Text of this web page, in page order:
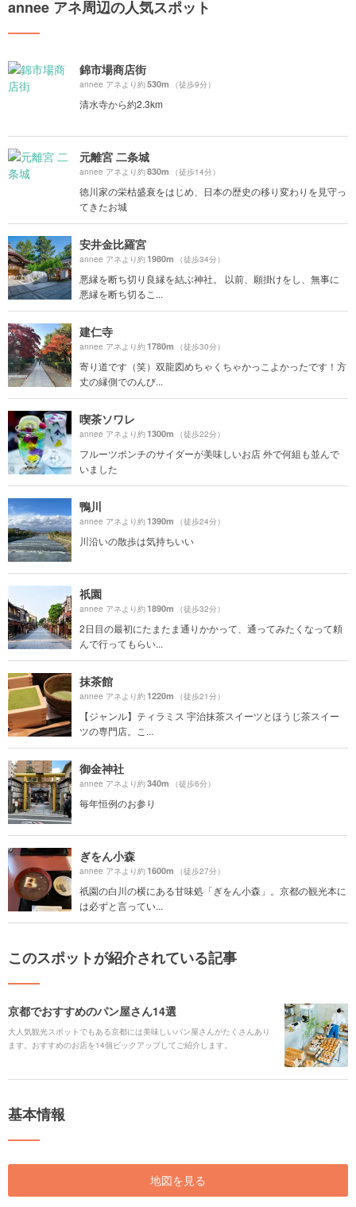
annee アネ周辺の人気スポット
錦市場商店街
annee アネより約530m （徒歩9分）
清水寺から約2.3km
元離宮 二条城
annee アネより約830m （徒歩14分）
徳川家の栄枯盛衰をはじめ、日本の歴史の移り変わりを見守っ
てきたお城
安井金比羅宮
annee アネより約1980m （徒歩34分）
悪縁を断ち切り良縁を結ぶ神社。 以前、願掛けをし、無事に
悪縁を断ち切るこ...
建仁寺
annee アネより約1780m （徒歩30分）
寄り道です（笑）双龍図めちゃくちゃかっこよかったです！方
丈の縁側でのんび...
喫茶ソワレ
annee アネより約1300m （徒歩22分）
フルーツポンチのサイダーが美味しいお店 外で何組も並んで
いました
鴨川
annee アネより約1390m （徒歩24分）
川沿いの散歩は気持ちいい
祇園
annee アネより約1890m （徒歩32分）
2日目の最初にたまたま通りかかって、通ってみたくなって頼
んで行ってもらい...
抹茶館
annee アネより約1220m （徒歩21分）
【ジャンル】ティラミス 宇治抹茶スイーツとほうじ茶スイー
ツの専門店。こ...
御金神社
annee アネより約340m （徒歩6分）
毎年恒例のお参り
ぎをん小森
annee アネより約1600m （徒歩27分）
祇園の白川の横にある甘味処「ぎをん小森」。京都の観光本に
は必ずと言ってい...
このスポットが紹介されている記事
京都でおすすめのパン屋さん14選
大人気観光スポットでもある京都には美味しいパン屋さんがたくさんあり
ます。おすすめのお店を14個ピックアップしてご紹介します。
基本情報
地図を見る